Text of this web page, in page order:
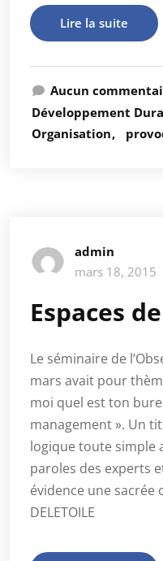
Lire la suite
Aucun
Développement
Organisation
admin
mars 18, 2015
Espaces
Le séminaire de
mars avait pour
moi quel est ton
management ». Un
logique toute simple
paroles des experts
évidence une sacrée
DELETOILE